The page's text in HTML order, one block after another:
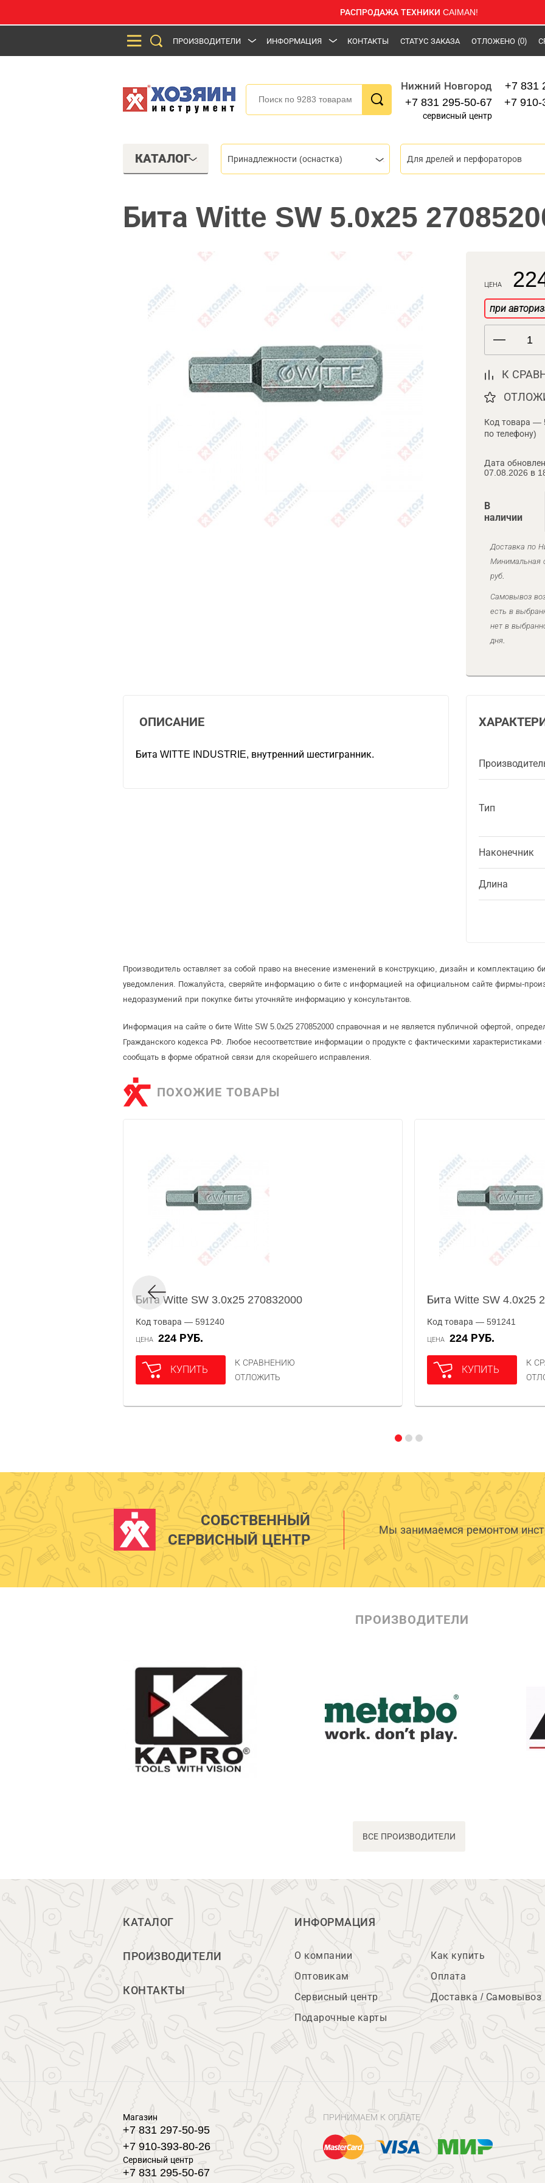
РАСПРОДАЖА ТЕХНИКИ CAIMAN!
ПРОИЗВОДИТЕЛИ ИНФОРМАЦИЯ КОНТАКТЫ СТАТУС ЗАКАЗА ОТЛОЖЕНО (0)
Нижний Новгород
+7 831 295-50-67
сервисный центр
+7 831
+7 910-
КАТАЛОГ Принадлежности (оснастка) Для дрелей и перфораторов
Бита Witte SW 5.0х25
ЦЕНА
при
К
Код товара —
по телефону)
Дата
07.08.2026 в
В
наличии
Доставка по
Минимальная
руб.
Самовывоз
есть в
нет в
дня.
Тип
Наконечник
Длина
ОПИСАНИЕ
Бита WITTE INDUSTRIE, внутренний шестигранник.
Производитель оставляет за собой право на внесение изменений в конструкцию, дизайн и комплектацию
уведомления. Пожалуйста, сверяйте информацию о бите с информацией на официальном сайте фирмы-
недоразумений при покупке биты уточняйте информацию у консультантов.
Информация на сайте о бите Witte SW 5.0х25 270852000 справочная и не является публичной офертой,
Гражданского кодекса РФ. Любое несоответствие информации о продукте с фактическими
сообщать в форме обратной связи для скорейшего исправления.
ПОХОЖИЕ ТОВАРЫ
Бита Witte SW 3.0х25 270832000
Код товара — 591240
ЦЕНА 224 РУБ.
КУПИТЬ
К СРАВНЕНИЮ
ОТЛОЖИТЬ
Бита Witte SW 4.0х25
Код товара — 591241
ЦЕНА 224 РУБ.
КУПИТЬ
К
СОБСТВЕННЫЙ
СЕРВИСНЫЙ ЦЕНТР
Мы занимаемся ремонтом
ПРОИЗВОДИТЕЛИ
ВСЕ ПРОИЗВОДИТЕЛИ
КАТАЛОГ
ПРОИЗВОДИТЕЛИ
КОНТАКТЫ
ИНФОРМАЦИЯ
О компании
Оптовикам
Сервисный центр
Подарочные карты
Как купить
Оплата
Доставка / Самовывоз
Магазин
+7 831 297-50-95
+7 910-393-80-26
Сервисный центр
+7 831 295-50-67
ПРИНИМАЕМ К ОПЛАТЕ